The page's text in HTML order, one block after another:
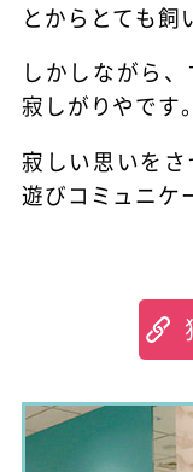
とからとても飼
しかしながら
寂しがりやです。
寂しい思いを
遊びコミュニケ